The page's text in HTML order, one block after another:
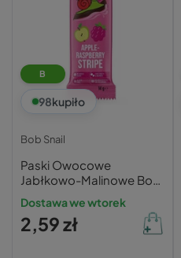
B
98kupiło
Bob Snail
Paski Owocowe
Jabłkowo-Malinowe Bob
Snail
Dostawa we wtorek
2,59 zł